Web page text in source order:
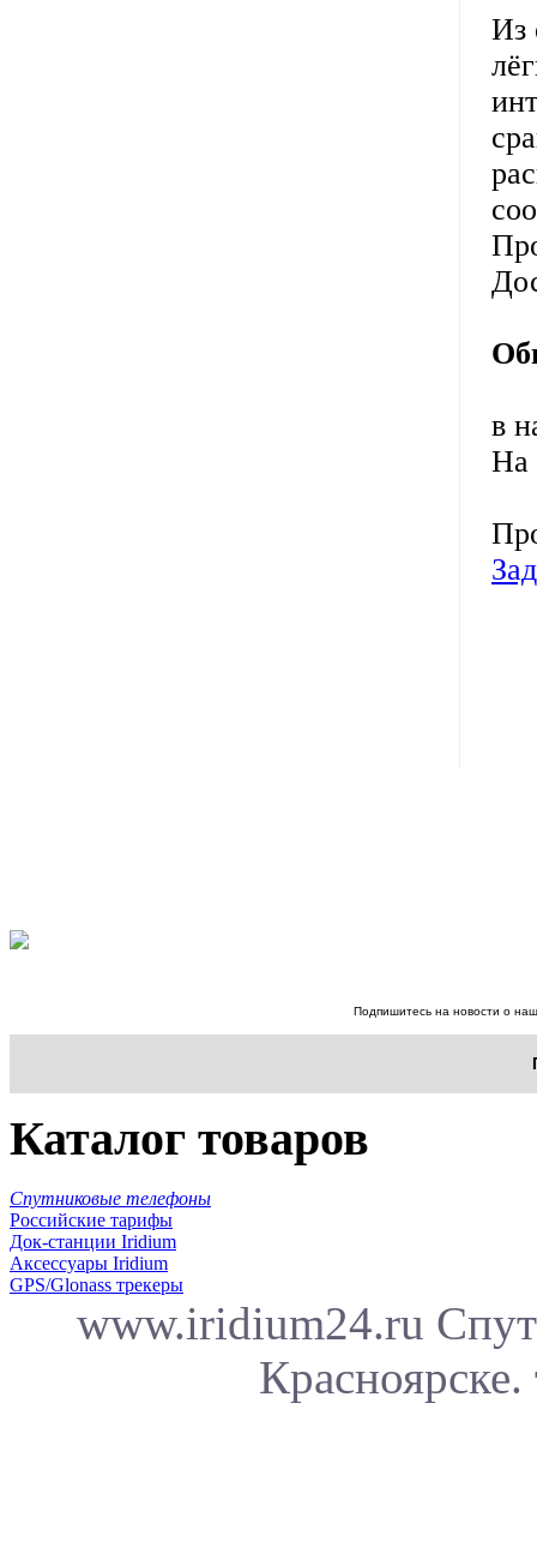
Из
в
На
Подпишитесь на новости о
Каталог товаров
Спутниковые телефоны
Российские тарифы
Док-станции Iridium
Аксессуары Iridium
GPS/Glonass трекеры
www.iridium24.ru